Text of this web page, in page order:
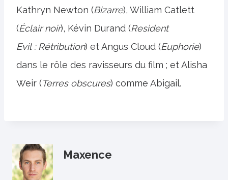
Kathryn Newton (Bizarre), William Catlett
(Éclair noir), Kévin Durand (Resident
Evil : Rétribution) et Angus Cloud (Euphorie)
dans le rôle des ravisseurs du film ; et Alisha
Weir (Terres obscures) comme Abigail.
Maxence